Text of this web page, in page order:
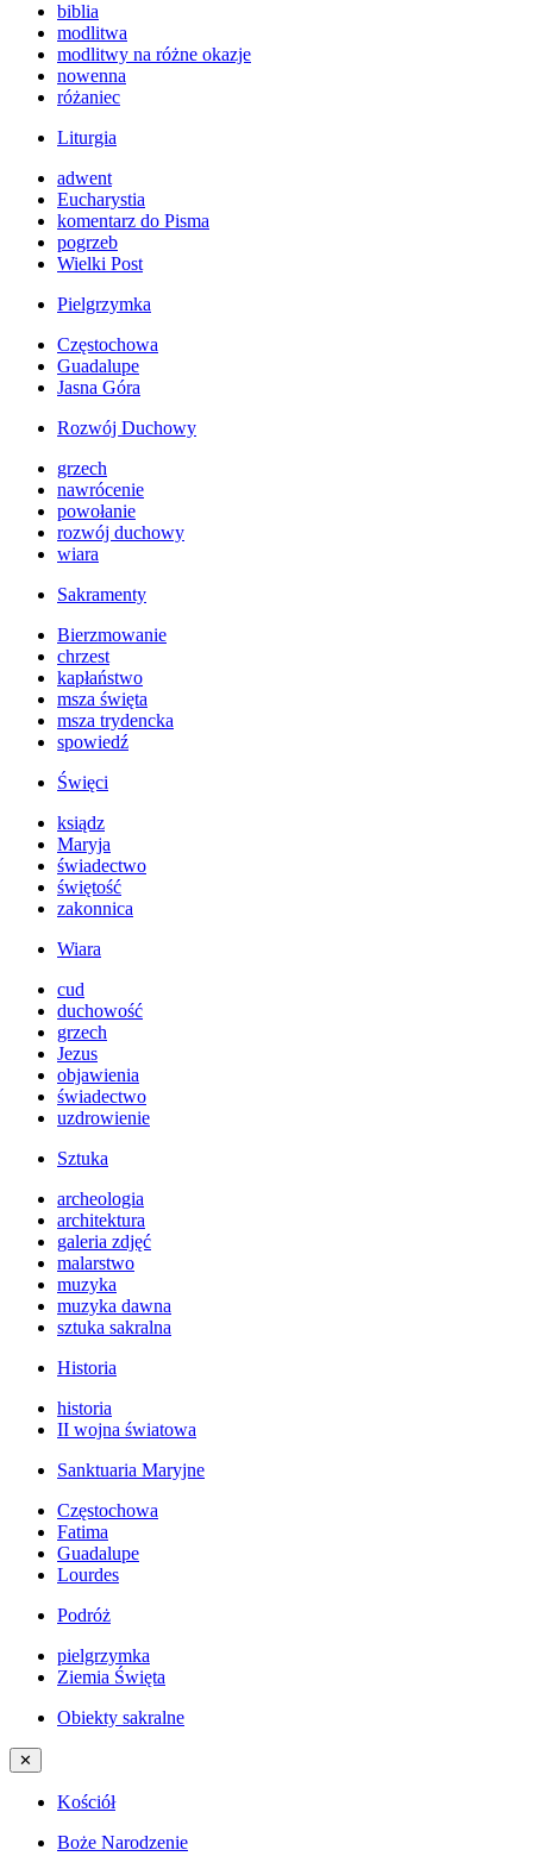
biblia
modlitwa
modlitwy na różne okazje
nowenna
różaniec
Liturgia
adwent
Eucharystia
komentarz do Pisma
pogrzeb
Wielki Post
Pielgrzymka
Częstochowa
Guadalupe
Jasna Góra
Rozwój Duchowy
grzech
nawrócenie
powołanie
rozwój duchowy
wiara
Sakramenty
Bierzmowanie
chrzest
kapłaństwo
msza święta
msza trydencka
spowiedź
Święci
ksiądz
Maryja
świadectwo
świętość
zakonnica
Wiara
cud
duchowość
grzech
Jezus
objawienia
świadectwo
uzdrowienie
Sztuka
archeologia
architektura
galeria zdjęć
malarstwo
muzyka
muzyka dawna
sztuka sakralna
Historia
historia
II wojna światowa
Sanktuaria Maryjne
Częstochowa
Fatima
Guadalupe
Lourdes
Podróż
pielgrzymka
Ziemia Święta
Obiekty sakralne
✕
Kościół
Boże Narodzenie